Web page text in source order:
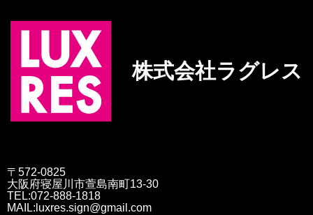
株式会社ラグレス
〒572-0825
大阪府寝屋川市萱島南町13-30
TEL:072-888-1818
MAIL:luxres.sign@gmail.com